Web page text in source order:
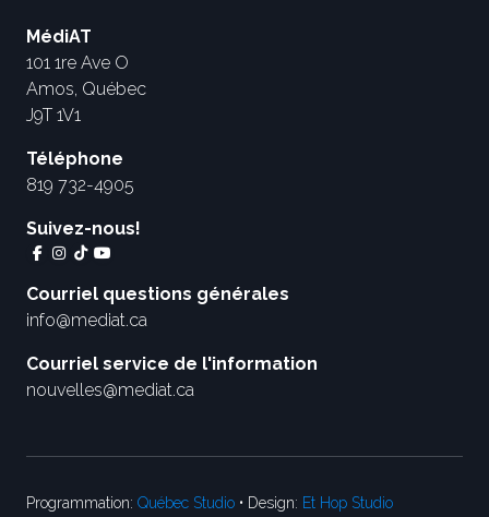
MédiAT
101 1re Ave O
Amos, Québec
J9T 1V1
Téléphone
819 732-4905
Suivez-nous!
Courriel questions générales
info@mediat.ca
Courriel service de l'information
nouvelles@mediat.ca
Programmation: Québec Studio • Design: Et Hop Studio